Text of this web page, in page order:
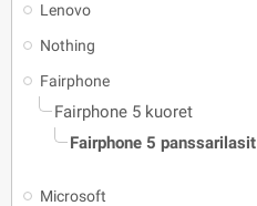
Lenovo
Nothing
Fairphone
Fairphone 5 kuoret
Fairphone 5 panssarilasit
Microsoft